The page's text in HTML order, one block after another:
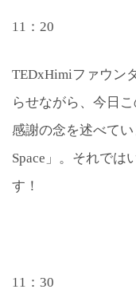
11：20
TEDxHimiファウン
らせながら、今日
感謝の念を述べて
Space」。それでは
す！
11：30